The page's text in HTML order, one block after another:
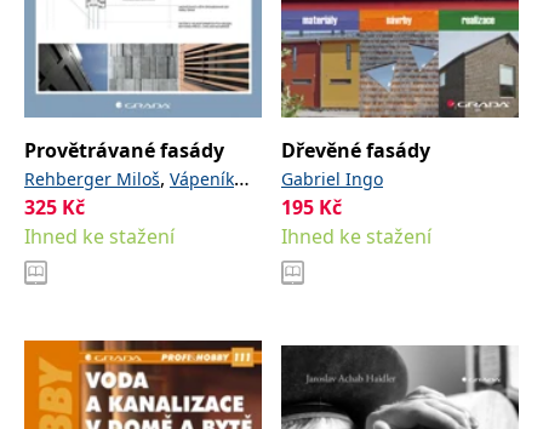
Provětrávané fasády
Rehberger Miloš, Vápeník
Ondřej
325 Kč
Ihned ke stažení
Dřevěné fasády
Gabriel Ingo
195 Kč
Ihned ke stažení